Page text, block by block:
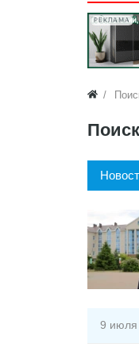
РЕКЛАМА
9 июля